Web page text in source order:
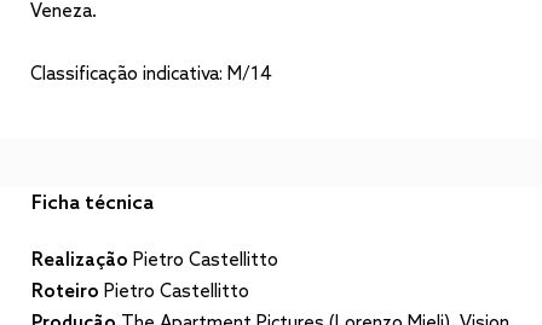
Veneza.
Classificação indicativa: M/14
Ficha técnica
Realização Pietro Castellitto
Roteiro Pietro Castellitto